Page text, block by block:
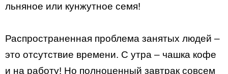
льняное или кунжутное семя!
Распространенная проблема занятых людей –
это отсутствие времени. С утра – чашка кофе
и на работу! Но полноценный завтрак совсем